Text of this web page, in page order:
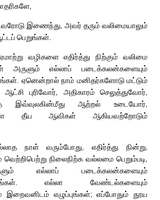
இணைந்து, அவர் தரும் வலிமையாலும்
பெறுங்கள்.
வழிகளை எதிர்த்து நிற்கும் வலிமை
அருளும் எல்லாப் படைக்கலன்களையும்
ஏனென்றால் நாம் மனிதர்களோடு மட்டும்
ஆட்சி புரிவோர், அதிகாரம் செலுத்துவோர்,
இவ்வுலகின்மீது ஆற்றல் உடையோர்,
தீய ஆவிகள் ஆகியவற்றோடும்
நாள் வரும்போது, எதிர்த்து நின்று,
நிலைநிற்க வல்லமை பெறும்படி,
எல்லாப் படைக்கலன்களையும்
எல்லா வேண்டல்களையும்
இறைவனிடம் எழுப்புங்கள்; எப்போதும் தூய